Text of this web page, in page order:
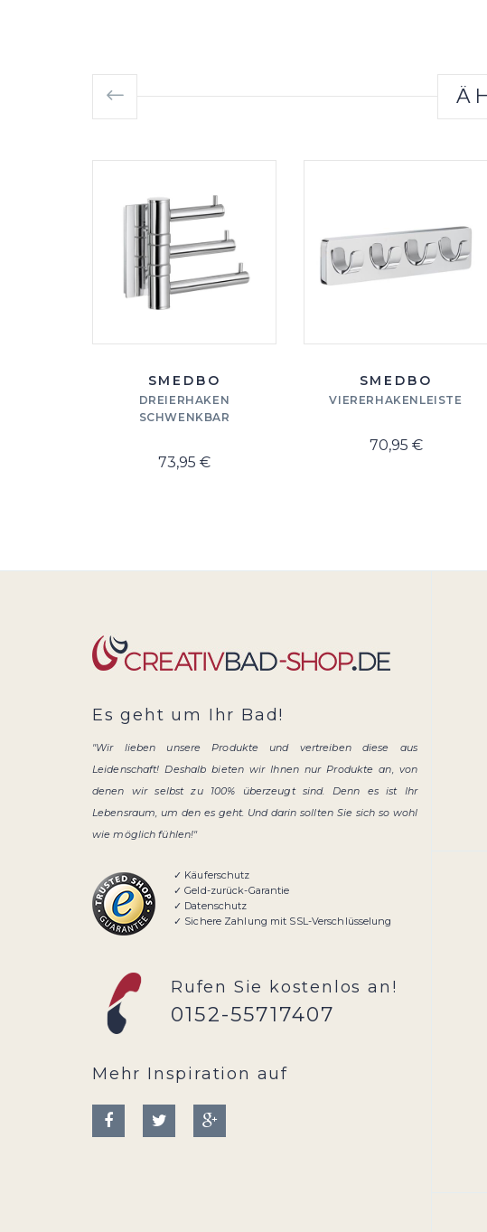
SMEDBO
DREIERHAKEN
SCHWENKBAR
73,95 €
SMEDBO
VIERERHAKENLEISTE
70,95 €
Es geht um Ihr Bad!
"Wir lieben unsere Produkte und vertreiben diese aus
Leidenschaft! Deshalb bieten wir Ihnen nur Produkte an, von
denen wir selbst zu 100% überzeugt sind. Denn es ist Ihr
Lebensraum, um den es geht. Und darin sollten Sie sich so wohl
wie möglich fühlen!"
✓ Käuferschutz
✓ Geld-zurück-Garantie
✓ Datenschutz
✓ Sichere Zahlung mit SSL-Verschlüsselung
Rufen Sie kostenlos an!
0152-55717407
Mehr Inspiration auf